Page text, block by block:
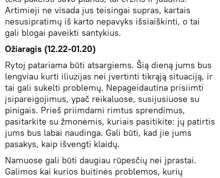
Artimieji ne visada jus teisingai supras, kartais
nesusipratimų iš karto nepavyks išsiaiškinti, o tai
gali blogai paveikti santykius.
Ožiaragis (12.22-01.20)
Rytoj patariama būti atsargiems. Šią dieną jums bus
lengviau kurti iliuzijas nei įvertinti tikrąją situaciją, ir
tai gali sukelti problemų. Nepageidautina prisiimti
įsipareigojimus, ypač reikaluose, susijusiuose su
pinigais. Prieš priimdami rimtus sprendimus,
pasitarkite su žmonėmis, kuriais pasitikite: jų patirtis
jums bus labai naudinga. Gali būti, kad jie jums
pasakys, kaip išvengti klaidų.
Namuose gali būti daugiau rūpesčių nei įprastai.
Galimos kai kurios buitinės problemos, kurių